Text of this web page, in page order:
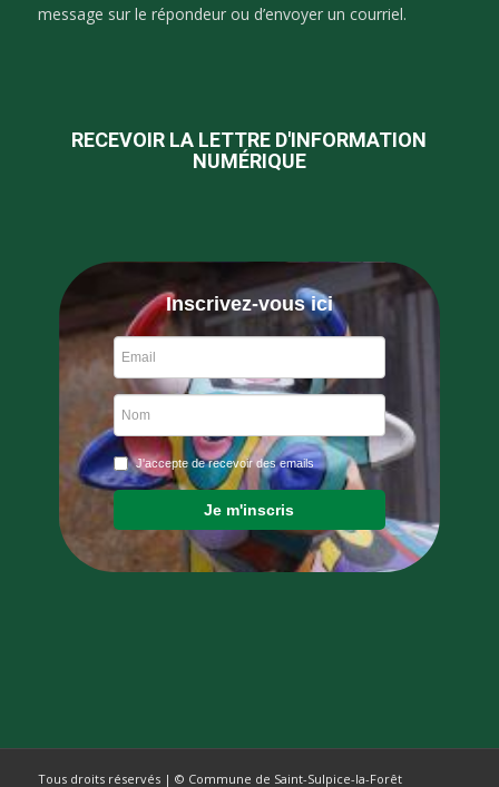
message sur le répondeur ou d’envoyer un courriel.
RECEVOIR LA LETTRE D'INFORMATION
NUMÉRIQUE
Inscrivez-vous ici
J'accepte de recevoir des emails
Je m'inscris
Tous droits réservés | © Commune de Saint-Sulpice-la-Forêt